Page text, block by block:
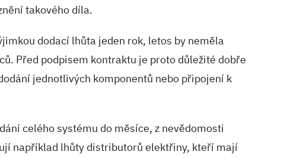
takového díla.
dodací lhůta jeden rok, letos by neměla
Před podpisem kontraktu je proto důležité dobře
jednotlivých komponentů nebo připojení k
celého systému do měsíce, z nevědomosti
například lhůty distributorů elektřiny, kteří mají